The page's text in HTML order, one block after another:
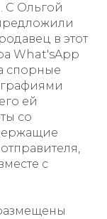
С Ольгой
в этот
What'sApp
спорные
ей
со
с